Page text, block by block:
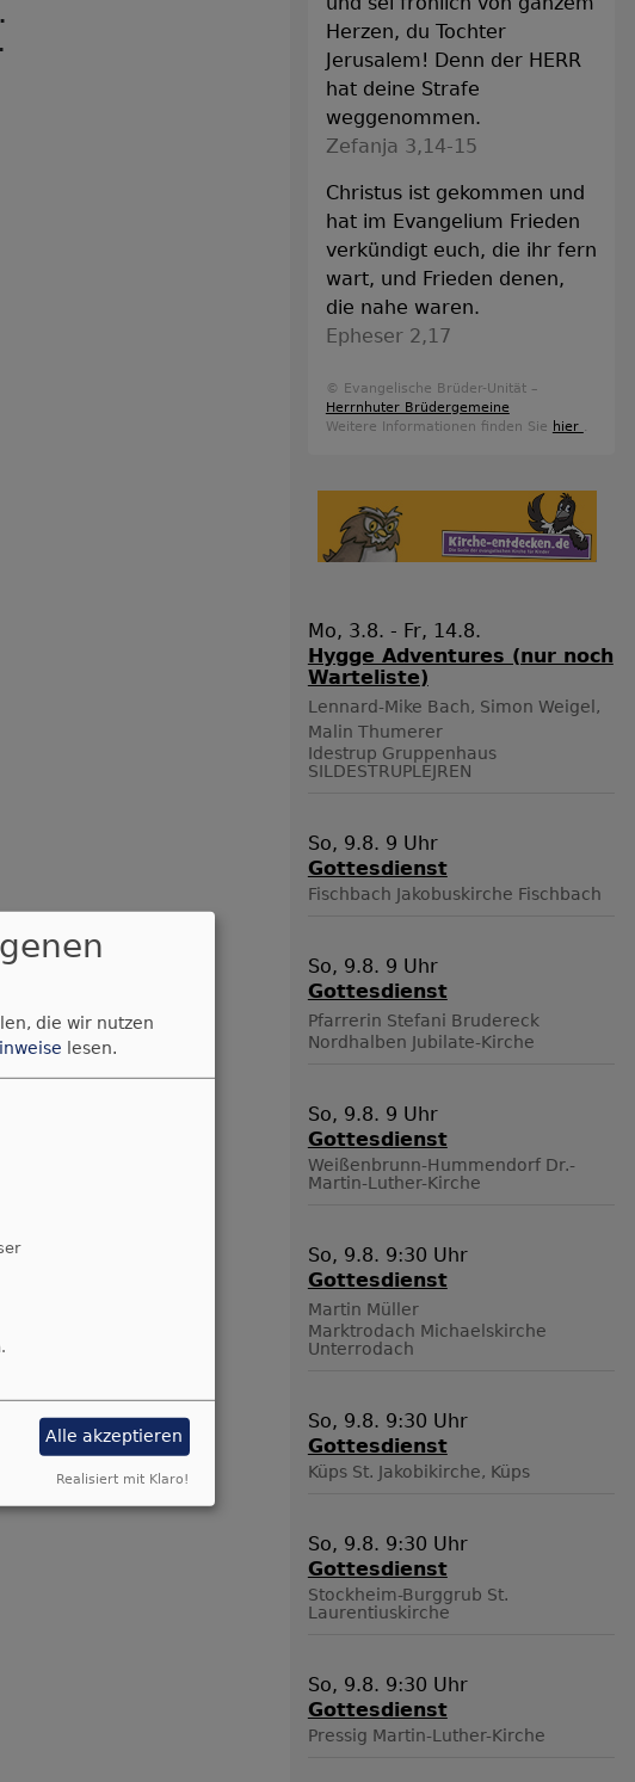
Herzen, du Tochter
Jerusalem! Denn der HERR
hat deine Strafe
weggenommen.
Zefanja 3,14-15
Christus ist gekommen und
hat im Evangelium Frieden
verkündigt euch, die ihr fern
wart, und Frieden denen,
die nahe waren.
Epheser 2,17
© Evangelische Brüder-Unität –
Herrnhuter Brüdergemeine
Weitere Informationen finden Sie hier .
Mo, 3.8. - Fr, 14.8.
Hygge Adventures (nur noch
Warteliste)
Lennard-Mike Bach, Simon Weigel,
Malin Thumerer
Idestrup Gruppenhaus
SILDESTRUPLEJREN
So, 9.8. 9 Uhr
Gottesdienst
Fischbach Jakobuskirche Fischbach
So, 9.8. 9 Uhr
Gottesdienst
Pfarrerin Stefani Brudereck
Nordhalben Jubilate-Kirche
So, 9.8. 9 Uhr
Gottesdienst
Weißenbrunn-Hummendorf Dr.-
Martin-Luther-Kirche
So, 9.8. 9:30 Uhr
Gottesdienst
Martin Müller
Marktrodach Michaelskirche
Unterrodach
So, 9.8. 9:30 Uhr
Gottesdienst
Küps St. Jakobikirche, Küps
So, 9.8. 9:30 Uhr
Gottesdienst
Stockheim-Burggrub St.
Laurentiuskirche
So, 9.8. 9:30 Uhr
Gottesdienst
Pressig Martin-Luther-Kirche
die wir nutzen
lesen.
Alle akzeptieren
Realisiert mit Klaro!